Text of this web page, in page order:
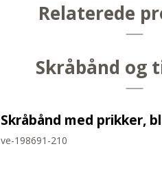
Relaterede
Skråbånd og
Skråbånd med prikker,
ve-198691-210